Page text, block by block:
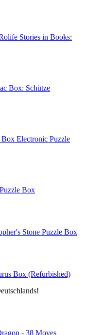
Stories in Books:
Box: Schütze
Box Electronic Puzzle
Box
Stone Puzzle Box
Box (Refurbished)